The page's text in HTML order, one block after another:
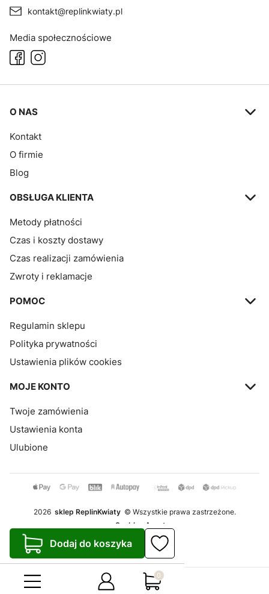
kontakt@replinkwiaty.pl
Media społecznościowe
Linki w stopce
O NAS
Kontakt
O firmie
Blog
OBSŁUGA KLIENTA
Metody płatności
Czas i koszty dostawy
Czas realizacji zamówienia
Zwroty i reklamacje
POMOC
Regulamin sklepu
Polityka prywatności
Ustawienia plików cookies
MOJE KONTO
Twoje zamówienia
Ustawienia konta
Ulubione
2026 sklep ReplinKwiaty © Wszystkie prawa zastrzeżone.
Szablon Avant
Realizacja:Increo Studio
Sklep internetowyShoper.pl
Dodaj do koszyka
Produkty w koszyku: 0.